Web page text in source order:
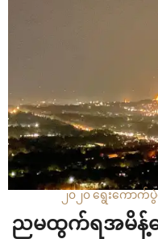
၂၀၂၀ ရွေးကောက်ပွဲ
ညမထွက်ရအမိန့်က